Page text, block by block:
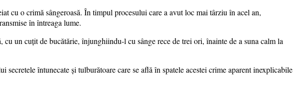
cu o crimă sângeroasă. În timpul procesului care a avut loc mai târziu în acel an,
în întreaga lume.
un cuțit de bucătărie, înjunghiindu-l cu sânge rece de trei ori, înainte de a suna calm la
întunecate și tulburătoare care se află în spatele acestei crime aparent inexplicabile